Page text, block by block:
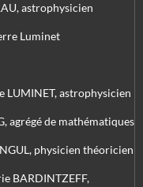
astrophysicien
Luminet
LUMINET, astrophysicien
agrégé de mathématiques
physicien théoricien
BARDINTZEFF,